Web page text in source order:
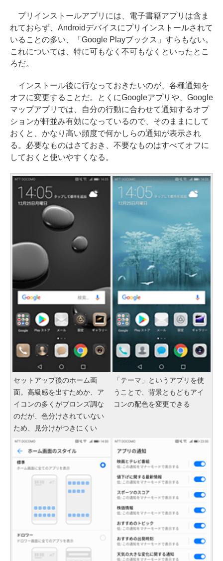
プリインストールアプリには、電子書籍アプリは含ま
れておらず、Androidデバイスにプリインストールされて
いることの多い、「Google Playブックス」すらもない。
これについては、特に可もなく不可もなくといったとこ
ろだ。
インストール後に行なっておきたいのが、各種通知を
オフに変更することだ。とくにGoogleアプリや、Google
マップアプリでは、自分の行動に合わせて通知するオプ
ションが軒並み有効になっているので、そのままにして
おくと、かなり高い頻度で何かしらの通知が表示され
る。必要なものはさておき、不要なものはすべてオフに
しておくと使いやすくなる。
セットアップ後のホーム画
面。高級感を出すためか、ア
イコンの多くがブロンズ調な
のだが、色分けされていない
ため、見分けがつきにくい
「テーマ」というアプリを使
うことで、背景ともどもアイ
コンの配色を変更できる